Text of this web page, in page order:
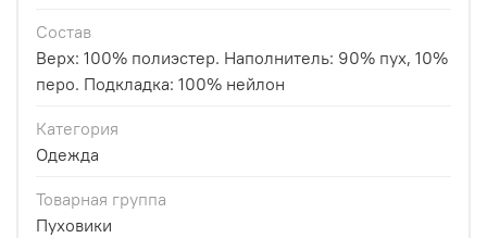
Состав
Верх: 100% полиэстер. Наполнитель: 90% пух, 10%
перо. Подкладка: 100% нейлон
Категория
Одежда
Товарная группа
Пуховики